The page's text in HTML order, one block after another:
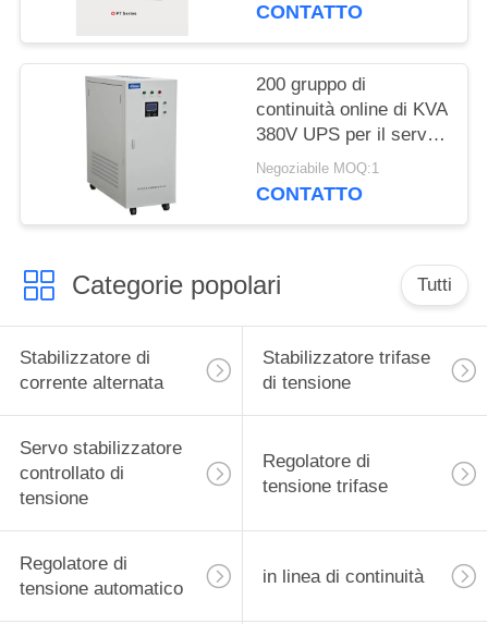
CONTATTO
200 gruppo di
continuità online di KVA
380V UPS per il server
del computer
Negoziabile MOQ:1
CONTATTO
Categorie popolari Tutti
Stabilizzatore di
corrente alternata
Stabilizzatore trifase
di tensione
Servo stabilizzatore
controllato di
tensione
Regolatore di
tensione trifase
Regolatore di
tensione automatico
in linea di continuità